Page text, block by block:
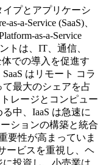
プとアプリケーシ
a-Service (SaaS)、
as-a-Service
トは、IT、通信、
での導入を促進す
はリモート コラ
最大のシェアを占
レージとコンピュー
中、IaaS は急速に
ションの構築と統合
要性が高まっていま
ービスを重視し、ヘ